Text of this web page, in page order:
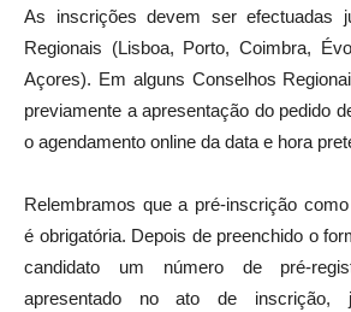
As inscrições devem ser efectuadas
Regionais (Lisboa, Porto, Coimbra,
Açores). Em alguns Conselhos
previamente a apresentação do pedido
o agendamento online da data e hora
Relembramos que a pré-inscrição
é obrigatória. Depois de preenchido o
candidato um número de pré-
apresentado no ato de inscrição,